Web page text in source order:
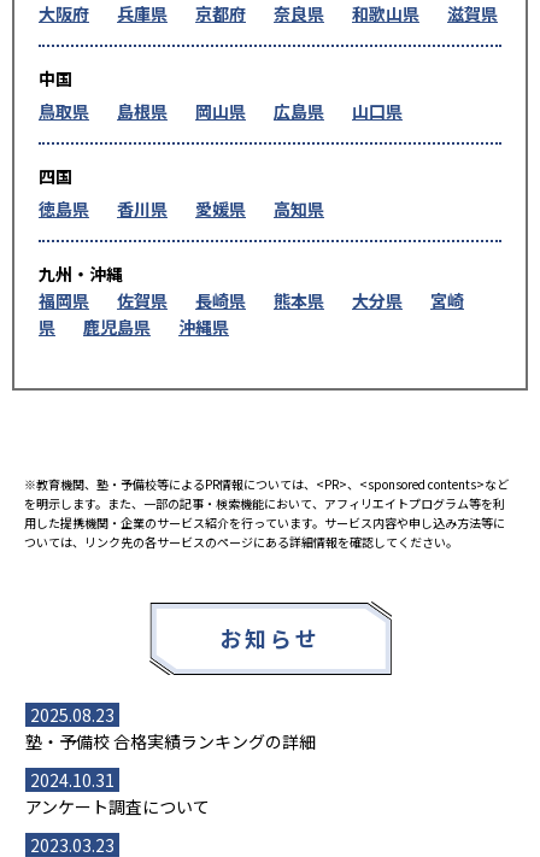
大阪府
兵庫県 京都府 奈良県 和歌山県 滋賀県
中国
鳥取県
島根県 岡山県 広島県 山口県
四国
徳島県
香川県 愛媛県 高知県
九州・沖縄
福岡県
佐賀県 長崎県 熊本県 大分県
宮崎
県
鹿児島県 沖縄県
※教育機関、塾・予備校等によるPR情報については、<PR>、<sponsored contents>など
を明示します。また、一部の記事・検索機能において、アフィリエイトプログラム等を利
用した提携機関・企業のサービス紹介を行っています。サービス内容や申し込み方法等に
ついては、リンク先の各サービスのページにある詳細情報を確認してください。
お知らせ
2025.08.23
塾・予備校 合格実績ランキングの詳細
2024.10.31
アンケート調査について
2023.03.23